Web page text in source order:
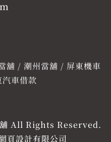
舖 / 潮州當舖 / 屏東機車
車借款
All Rights Reserved.
頁設計有限公司